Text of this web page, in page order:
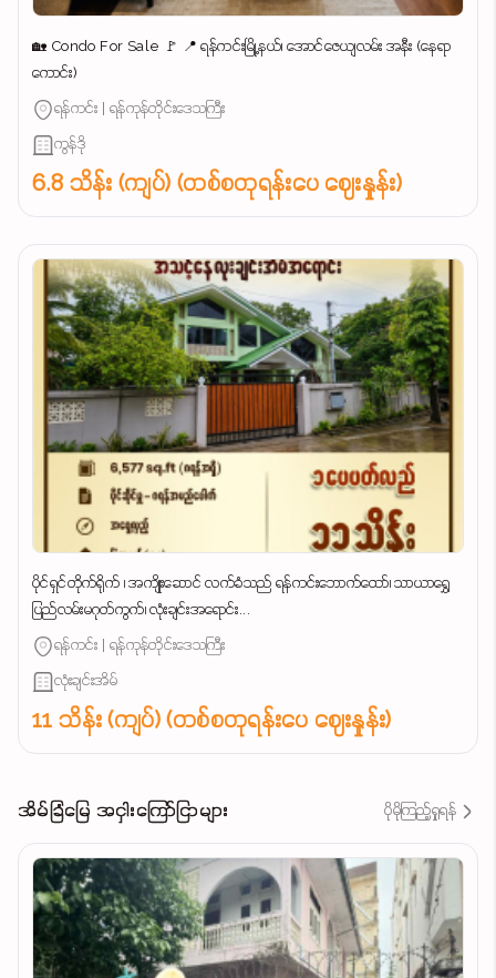
🏡 Condo For Sale 🚩 📍 ရန်ကင်းမြို့နယ်၊ အောင်ဇေယျလမ်း အနီး (နေရာ
ကောင်း)
ရန်ကင်း | ရန်ကုန်တိုင်းဒေသကြီး
ကွန်ဒို
6.8 သိန်း (ကျပ်) (တစ်စတုရန်းပေ ဈေးနှုန်း)
ပိုင်ရှင်တိုက်ရိုက် ၊ အကျိုးဆောင် လက်ခံသည် ရန်ကင်းဘောက်ထော်၊ သာယာရွှေ
ပြည်လမ်းမဂုတ်ကွက်၊ လုံးချင်းအရောင်း...
ရန်ကင်း | ရန်ကုန်တိုင်းဒေသကြီး
လုံးချင်းအိမ်
11 သိန်း (ကျပ်) (တစ်စတုရန်းပေ ဈေးနှုန်း)
အိမ်ခြံမြေ အငှါးကြော်ငြာများ ပိုမိုကြည့်ရှုရန်